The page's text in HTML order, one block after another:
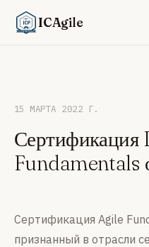
ICAgile
15 МАРТА 2022 Г.
Сертификация
Fundamentals
Сертификация Agile
признанный в отрасли